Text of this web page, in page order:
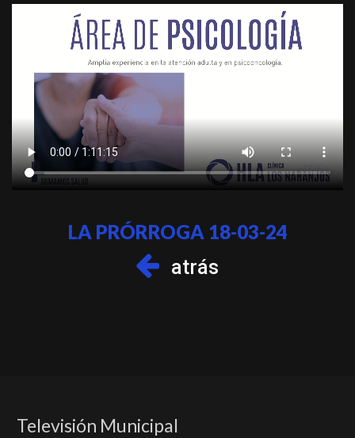
LA PRÓRROGA 18-03-24
atrás
Televisión Municipal